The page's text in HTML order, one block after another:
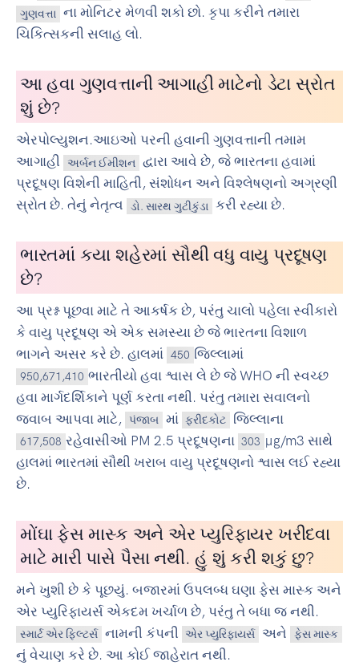
ગુણવત્તા
ના મોનિટર મેળવી શકો છો. કૃપા કરીને તમારા
ચિકિત્સકની સલાહ લો.
આ હવા ગુણવત્તાની આગાહી માટેનો ડેટા સ્રોત
શું છે?
એરપોલ્યુશન.આઇઓ પરની હવાની ગુણવત્તાની તમામ
આગાહી
અર્બન ઈમીશન
દ્વારા આવે છે, જે ભારતના હવામાં
પ્રદૂષણ વિશેની માહિતી, સંશોધન અને વિશ્લેષણનો અગ્રણી
સ્રોત છે. તેનું નેતૃત્વ
ડો. સારથ ગુટીકુંડા કરી રહ્યા છે.
ભારતમાં કયા શહેરમાં સૌથી વધુ વાયુ પ્રદૂષણ
છે?
આ પ્રશ્ન પૂછવા માટે તે આકર્ષક છે, પરંતુ ચાલો પહેલા સ્વીકારો
કે વાયુ પ્રદૂષણ એ એક સમસ્યા છે જે ભારતના વિશાળ
ભાગને અસર કરે છે. હાલમાં 450 જિલ્લામાં
950,671,410 ભારતીયો હવા શ્વાસ લે છે જે WHO ની સ્વચ્છ
હવા માર્ગદર્શિકાને પૂર્ણ કરતા નથી. પરંતુ તમારા સવાલનો
જવાબ આપવા માટે,
પંજાબ માં ફરીદકોટ જિલ્લાના
617,508 રહેવાસીઓ PM 2.5 પ્રદૂષણના 303 µg/m3 સાથે
હાલમાં ભારતમાં સૌથી ખરાબ વાયુ પ્રદૂષણનો શ્વાસ લઈ રહ્યા
છે.
મોંઘા ફેસ માસ્ક અને એર પ્યુરિફાયર ખરીદવા
માટે મારી પાસે પૈસા નથી. હું શું કરી શકું છુ?
મને ખુશી છે કે પૂછયું. બજારમાં ઉપલબ્ધ ઘણા ફેસ માસ્ક અને
એર પ્યુરિફાયર્સ એકદમ ખર્ચાળ છે, પરંતુ તે બધા જ નથી.
સ્માર્ટ એર ફિલ્ટર્સ નામની કંપની એર પ્યુરિફાયર્સ અને ફેસ માસ્ક
નું વેચાણ કરે છે. આ કોઈ જાહેરાત નથી.